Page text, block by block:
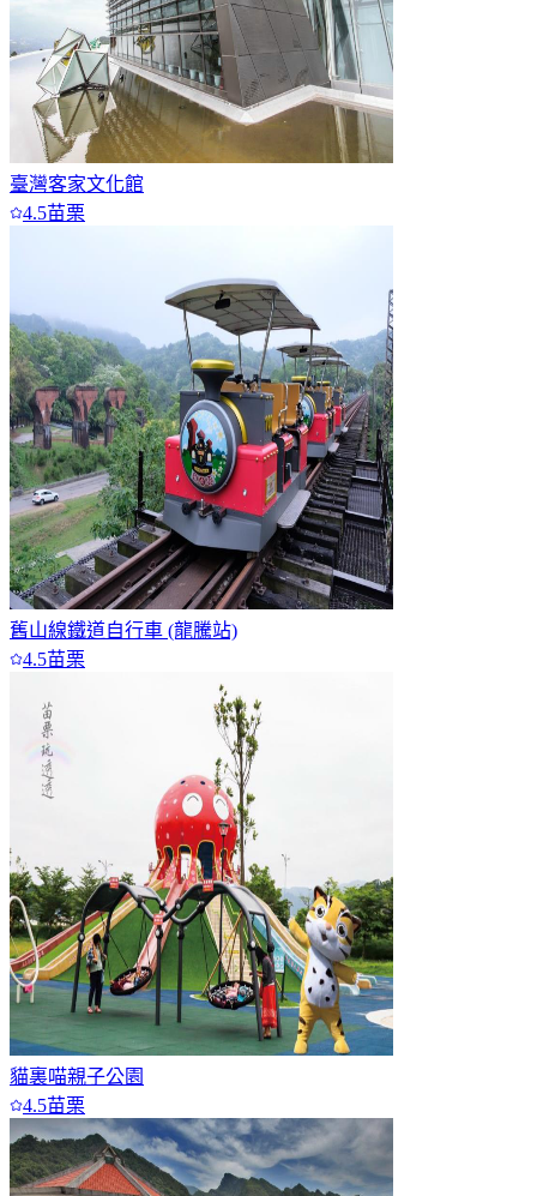
臺灣客家文化館
4.5苗栗
舊山線鐵道自行車 (龍騰站)
4.5苗栗
貓裏喵親子公園
4.5苗栗